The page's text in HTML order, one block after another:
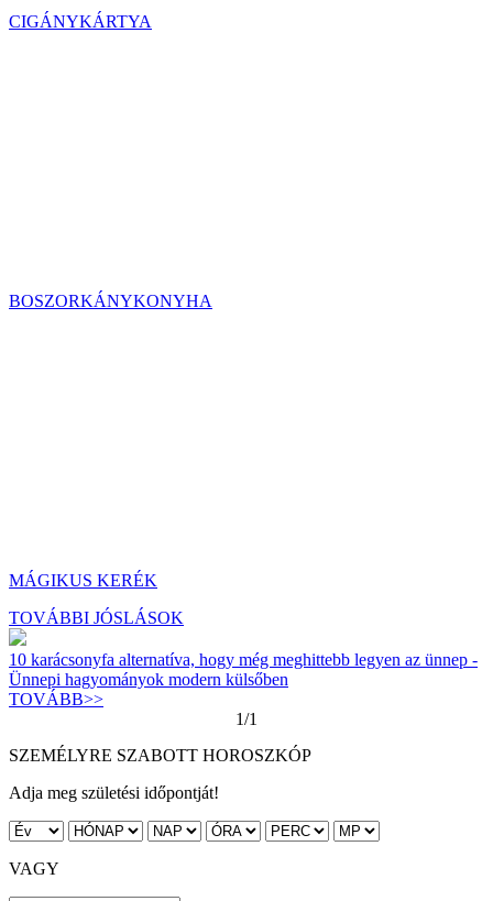
CIGÁNYKÁRTYA
BOSZORKÁNYKONYHA
MÁGIKUS KERÉK
TOVÁBBI JÓSLÁSOK
10 karácsonyfa alternatíva, hogy még meghittebb legyen az ünnep -
Ünnepi hagyományok modern külsőben
TOVÁBB>>
1/1
SZEMÉLYRE SZABOTT HOROSZKÓP
Adja meg születési időpontját!
VAGY